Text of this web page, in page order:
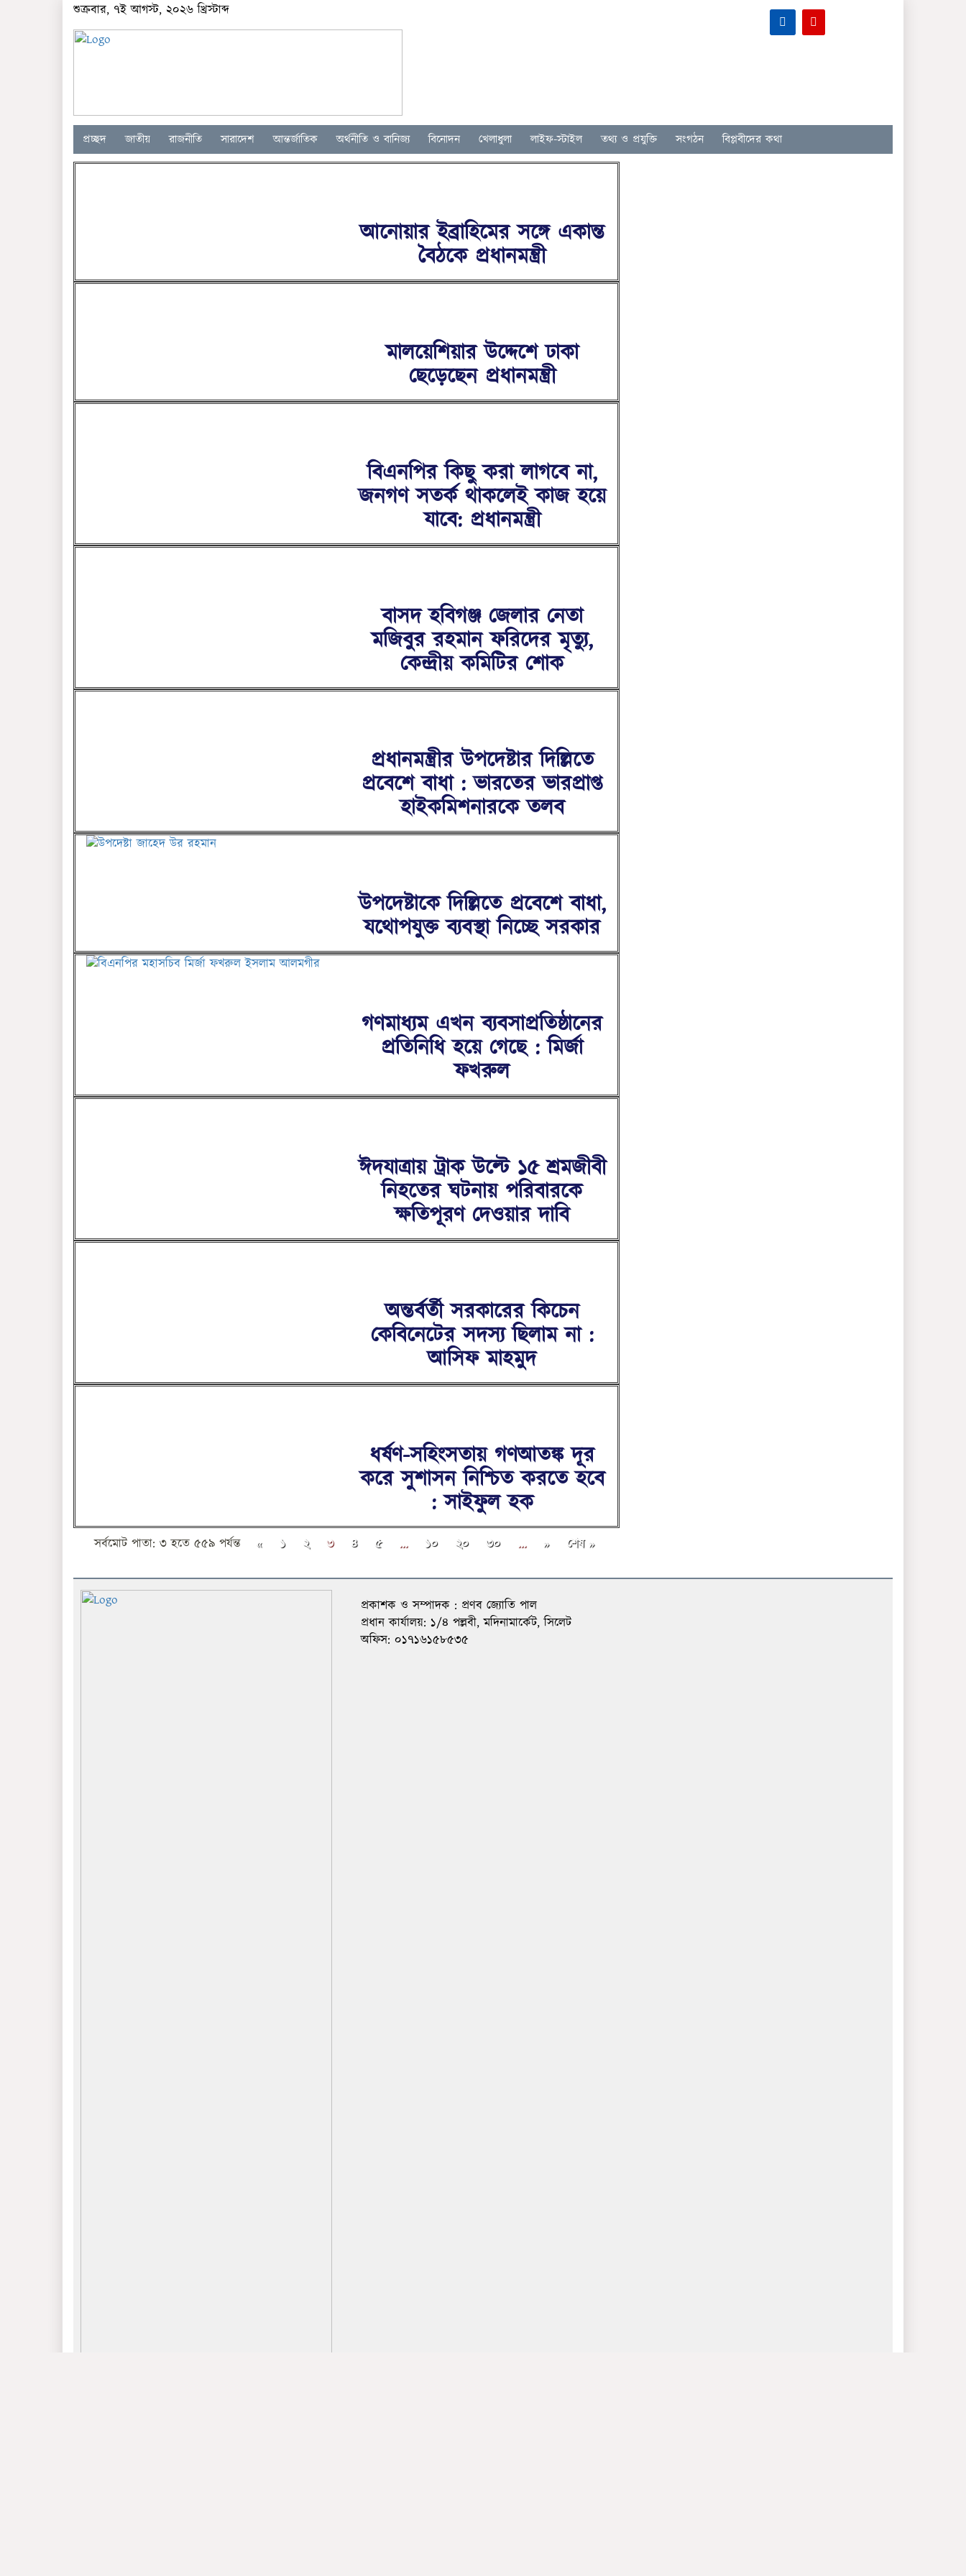
শুক্রবার, ৭ই আগস্ট, ২০২৬ খ্রিস্টাব্দ
প্রচ্ছদ জাতীয় রাজনীতি সারাদেশ আন্তর্জাতিক অর্থনীতি ও বানিজ্য বিনোদন খেলাধুলা লাইফ-স্টাইল তথ্য ও প্রযুক্তি সংগঠন বিপ্লবীদের কথা
আনোয়ার ইব্রাহিমের সঙ্গে একান্ত
বৈঠকে প্রধানমন্ত্রী
মালয়েশিয়ার উদ্দেশে ঢাকা
ছেড়েছেন প্রধানমন্ত্রী
বিএনপির কিছু করা লাগবে না,
জনগণ সতর্ক থাকলেই কাজ হয়ে
যাবে: প্রধানমন্ত্রী
বাসদ হবিগঞ্জ জেলার নেতা
মজিবুর রহমান ফরিদের মৃত্যু,
কেন্দ্রীয় কমিটির শোক
প্রধানমন্ত্রীর উপদেষ্টার দিল্লিতে
প্রবেশে বাধা : ভারতের ভারপ্রাপ্ত
হাইকমিশনারকে তলব
উপদেষ্টাকে দিল্লিতে প্রবেশে বাধা,
যথোপযুক্ত ব্যবস্থা নিচ্ছে সরকার
গণমাধ্যম এখন ব্যবসাপ্রতিষ্ঠানের
প্রতিনিধি হয়ে গেছে : মির্জা
ফখরুল
ঈদযাত্রায় ট্রাক উল্টে ১৫ শ্রমজীবী
নিহতের ঘটনায় পরিবারকে
ক্ষতিপূরণ দেওয়ার দাবি
অন্তর্বর্তী সরকারের কিচেন
কেবিনেটের সদস্য ছিলাম না :
আসিফ মাহমুদ
ধর্ষণ-সহিংসতায় গণআতঙ্ক দূর
করে সুশাসন নিশ্চিত করতে হবে
: সাইফুল হক
সর্বমোট পাতা: ৩ হতে ৫৫৯ পর্যন্ত « ১ ২ ৩ ৪ ৫ ... ১০ ২০ ৩০ ... » শেষ »
প্রকাশক ও সম্পাদক : প্রণব জ্যোতি পাল
প্রধান কার্যালয়: ১/৪ পল্লবী, মদিনামার্কেট, সিলেট
অফিস: ০১৭১৬১৫৮৫৩৫